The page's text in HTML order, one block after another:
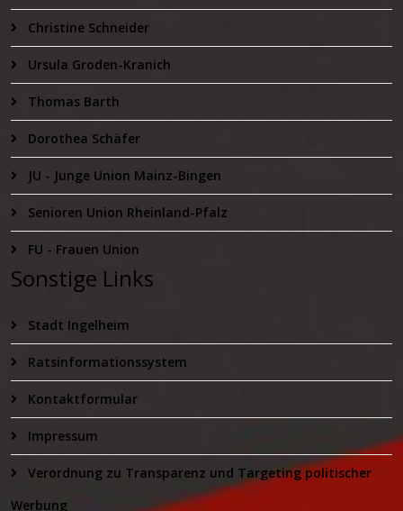
Christine Schneider
Ursula Groden-Kranich
Thomas Barth
Dorothea Schäfer
JU - Junge Union Mainz-Bingen
Senioren Union Rheinland-Pfalz
FU - Frauen Union
Sonstige Links
Stadt Ingelheim
Ratsinformationssystem
Kontaktformular
Impressum
Verordnung zu Transparenz und Targeting politischer
Werbung